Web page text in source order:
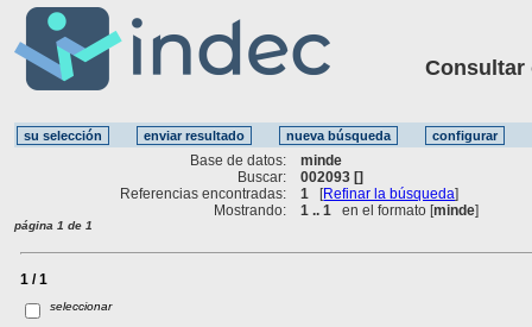
Consultar
Base de datos:
minde
Buscar:
002093 []
Referencias encontradas:
1 [Refinar la búsqueda]
Mostrando:
1 .. 1 en el formato [minde]
página 1 de 1
1 / 1
seleccionar